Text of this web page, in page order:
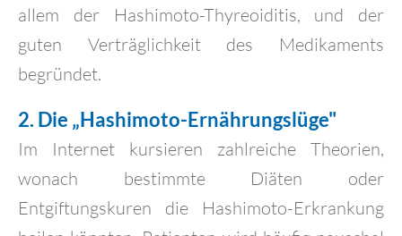
allem der Hashimoto-Thyreoiditis, und der
guten Verträglichkeit des Medikaments
begründet.
2. Die „Hashimoto-Ernährungslüge"
Im Internet kursieren zahlreiche Theorien,
wonach bestimmte Diäten oder
Entgiftungskuren die Hashimoto-Erkrankung